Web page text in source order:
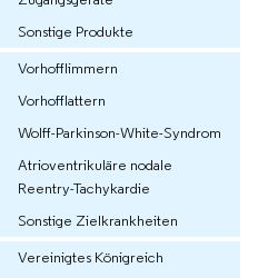
Sonstige Produkte
Vorhofflimmern
Vorhofflattern
Wolff-Parkinson-White-Syndrom
Atrioventrikuläre nodale
Reentry-Tachykardie
Sonstige Zielkrankheiten
Vereinigtes Königreich